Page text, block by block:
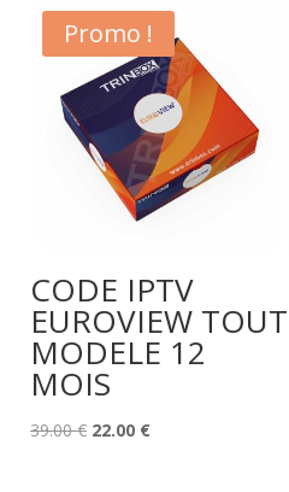
Promo !
CODE IPTV
EUROVIEW TOUT
MODELE 12
MOIS
39.00€ Le
22.00 €Le